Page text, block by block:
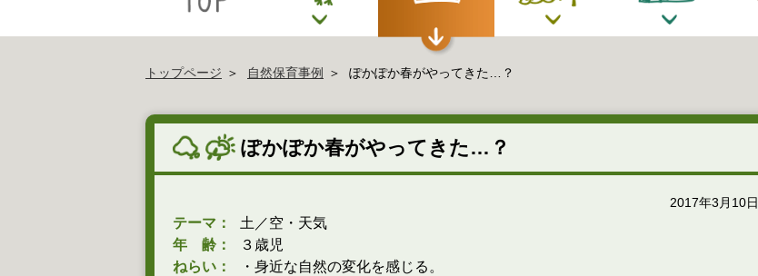
トップページ 自然保育事例 ぽかぽか春がやってきた…？
ぽかぽか春がやってきた…？
2017年3月10日
テーマ：
土／空・天気
年 齢：
３歳児
ねらい：
・身近な自然の変化を感じる。